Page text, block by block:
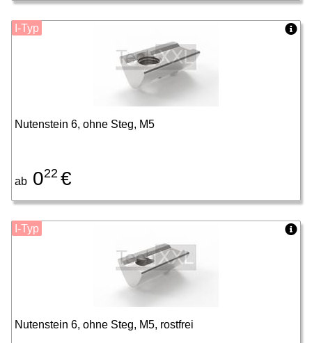
Nutenstein 6, ohne Steg, M5
ab 022 €
I-Typ
Nutenstein 6, ohne Steg, M5, rostfrei
I-Typ